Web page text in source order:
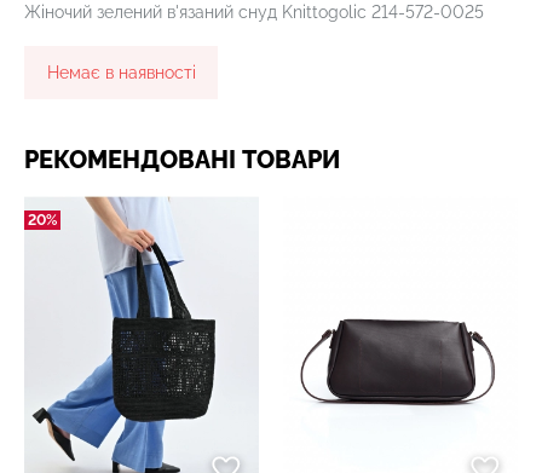
Жіночий зелений в'язаний снуд Knittogolic 214-572-0025
Немає в наявності
РЕКОМЕНДОВАНІ ТОВАРИ
20%